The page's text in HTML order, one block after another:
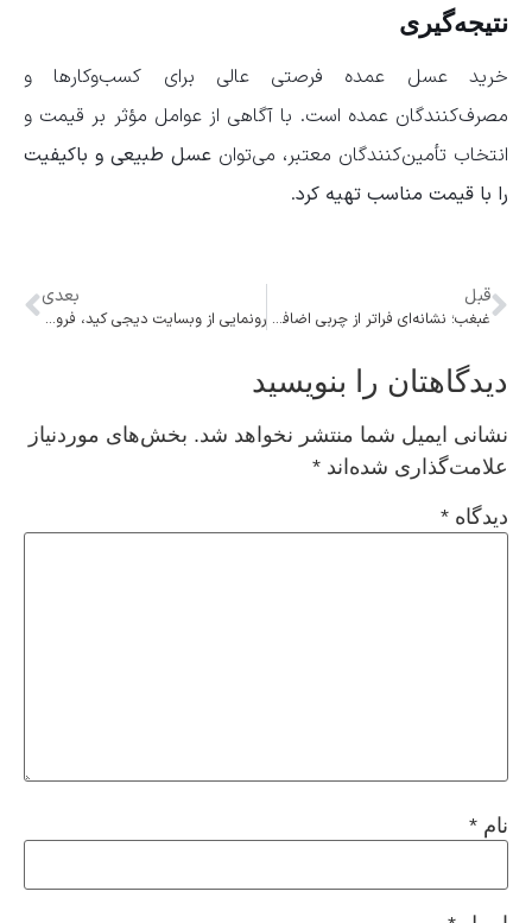
نتیجه‌گیری
خرید عسل عمده فرصتی عالی برای کسب‌وکارها و
مصرف‌کنندگان عمده است. با آگاهی از عوامل مؤثر بر قیمت و
انتخاب تأمین‌کنندگان معتبر، می‌توان عسل طبیعی و باکیفیت
را با قیمت مناسب تهیه کرد.
قبل
غبغب؛ نشانه‌ای فراتر از چربی اضافه یا بالا رفتن سن
بعدی
رونمایی از وبسایت دیجی کید، فروشگاه اینترنتی کفش
دیدگاهتان را بنویسید
نشانی ایمیل شما منتشر نخواهد شد. بخش‌های موردنیاز
علامت‌گذاری شده‌اند *
دیدگاه *
نام *